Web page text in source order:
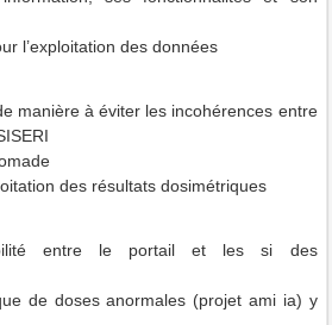
l’exploitation des données
manière à éviter les incohérences entre
des résultats dosimétriques
entre le portail et les si des
de doses anormales (projet ami ia) y